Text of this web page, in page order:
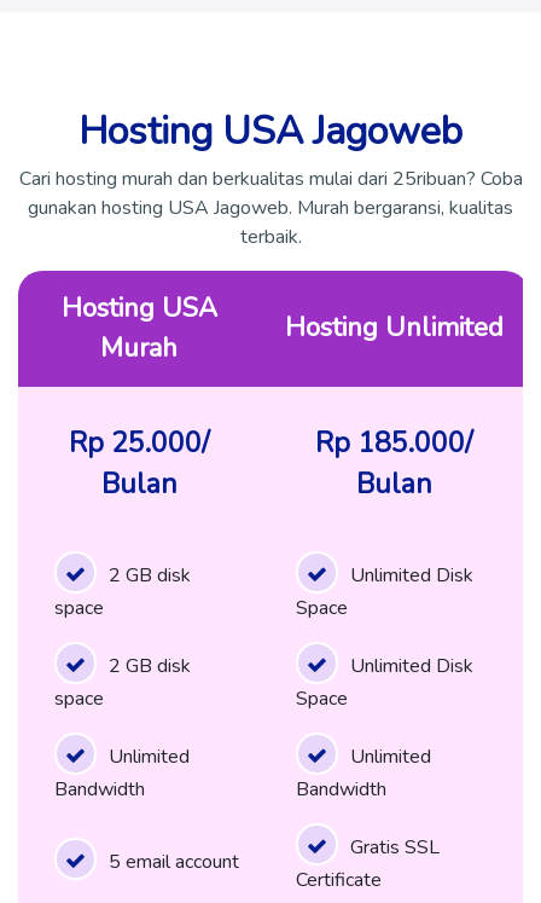
Hosting USA Jagoweb
Cari hosting murah dan berkualitas mulai dari 25ribuan? Coba
gunakan hosting USA Jagoweb. Murah bergaransi, kualitas
terbaik.
Hosting USA
Murah
Hosting Unlimited
Rp 25.000/
Bulan
Rp 185.000/
Bulan
2 GB disk
space
Unlimited Disk
Space
2 GB disk
space
Unlimited Disk
Space
Unlimited
Bandwidth
Unlimited
Bandwidth
5 email account
Gratis SSL
Certificate